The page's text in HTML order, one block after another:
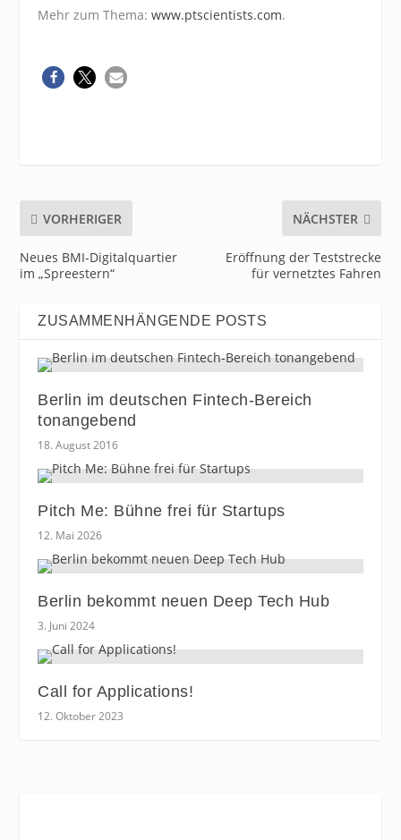
Mehr zum Thema:www.ptscientists.com.
VORHERIGER
Neues BMI-Digitalquartier
im „Spreestern“
NÄCHSTER
Eröffnung der Teststrecke
für vernetztes Fahren
ZUSAMMENHÄNGENDE POSTS
Berlin im deutschen Fintech-Bereich
tonangebend
18. August 2016
Pitch Me: Bühne frei für Startups
12. Mai 2026
Berlin bekommt neuen Deep Tech Hub
3. Juni 2024
Call for Applications!
12. Oktober 2023